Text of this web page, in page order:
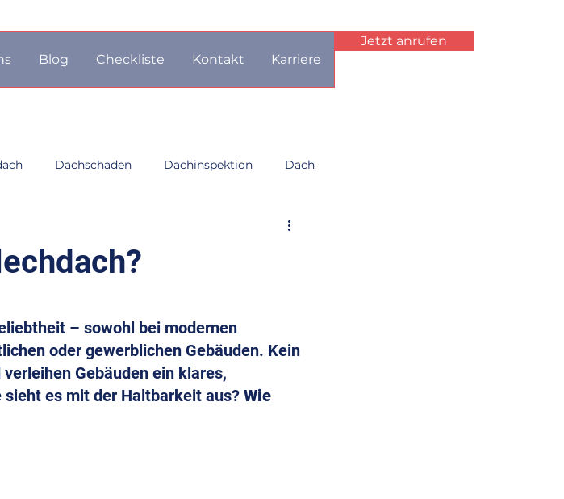
Blog Checkliste Kontakt Karriere
Jetzt anrufen
Dachschaden Dachinspektion Dach
– sowohl bei modernen
oder gewerblichen Gebäuden. Kein
Gebäuden ein klares,
es mit der Haltbarkeit aus? Wie